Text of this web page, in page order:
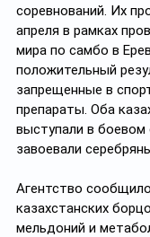
соревнований. Их
апреля в рамках
мира по самбо в
положительный
запрещенные в
препараты. Оба
выступали в боевом
завоевали
Агентство
казахстанских
мельдоний и